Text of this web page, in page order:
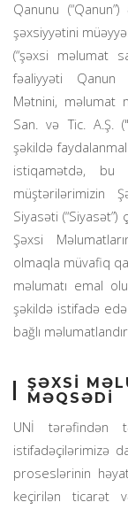
Qanunu
şəxsiyyətini
(“şəxsi məlumat
fəaliyyəti Qanun
Mətnini, məlumat
San. və Tic. A.Ş.
şəkildə
istiqamətdə, bu
müştərilərimizin
Siyasəti
Şəxsi
olmaqla müvafiq
məlumatı emal
şəkildə istifadə
bağlı
ŞƏXSİ
MƏQSƏDİ
UNİ tərəfindən
istifadəçilərimizə
proseslərinin
keçirilən ticarət